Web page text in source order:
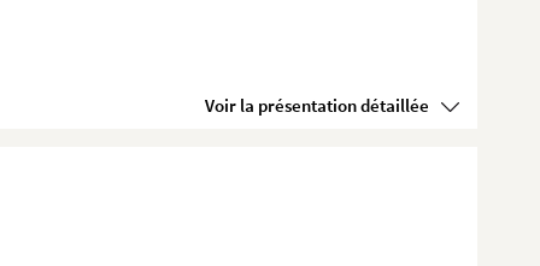
Voir la présentation détaillée